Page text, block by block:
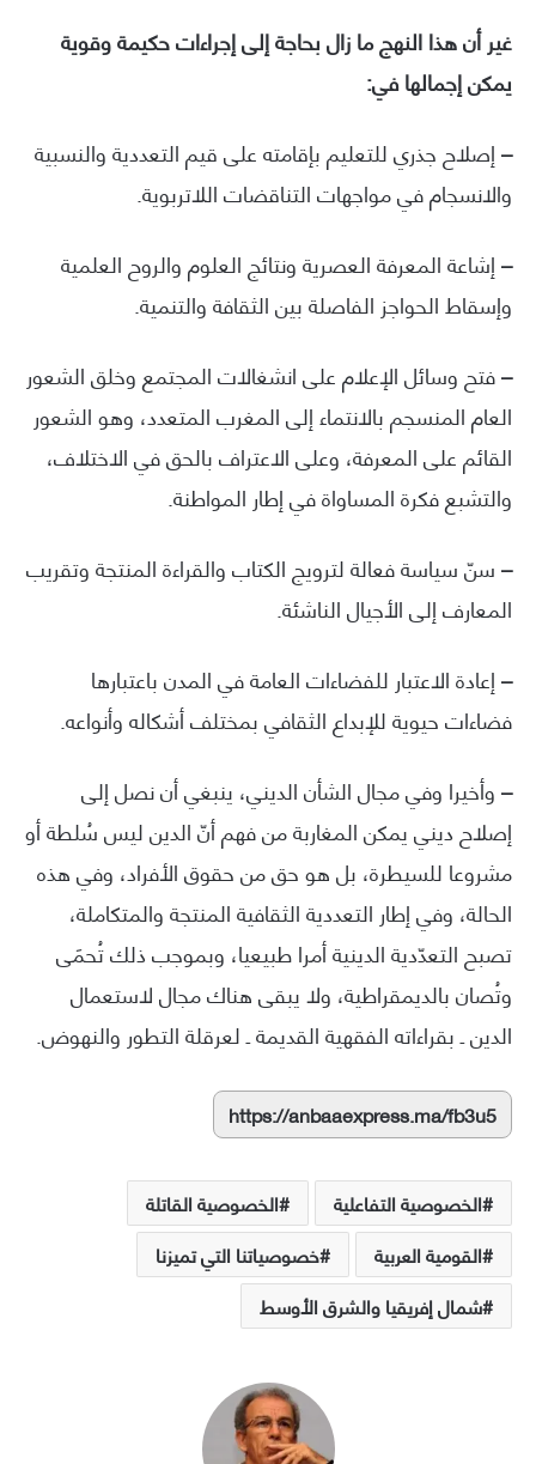
غير أن هذا النهج ما زال بحاجة إلى إجراءات حكيمة وقوية
يمكن إجمالها في:
–إصلاح جذري للتعليم بإقامته على قيم التعددية والنسبية
والانسجام في مواجهات التناقضات اللاتربوية.
–إشاعة المعرفة العصرية ونتائج العلوم والروح العلمية
وإسقاط الحواجز الفاصلة بين الثقافة والتنمية.
–فتح وسائل الإعلام على انشغالات المجتمع وخلق الشعور
العام المنسجم بالانتماء إلى المغرب المتعدد، وهو الشعور
القائم على المعرفة، وعلى الاعتراف بالحق في الاختلاف،
والتشبع فكرة المساواة في إطار المواطنة.
–سنّ سياسة فعالة لترويج الكتاب والقراءة المنتجة وتقريب
المعارف إلى الأجيال الناشئة.
–إعادة الاعتبار للفضاءات العامة في المدن باعتبارها
فضاءات حيوية للإبداع الثقافي بمختلف أشكاله وأنواعه.
–وأخيرا وفي مجال الشأن الديني، ينبغي أن نصل إلى
إصلاح ديني يمكن المغاربة من فهم أنّ الدين ليس سُلطة أو
مشروعا للسيطرة، بل هو حق من حقوق الأفراد، وفي هذه
الحالة، وفي إطار التعددية الثقافية المنتجة والمتكاملة،
تصبح التعدّدية الدينية أمرا طبيعيا، وبموجب ذلك تُحمَى
وتُصان بالديمقراطية، ولا يبقى هناك مجال لاستعمال
الدين ـ بقراءاته الفقهية القديمة ـ لعرقلة التطور والنهوض.
https://anbaaexpress.ma/fb3u5
الخصوصية التفاعلية
الخصوصية القاتلة
القومية العربية
خصوصياتنا التي تميزنا
شمال إفريقيا والشرق الأوسط